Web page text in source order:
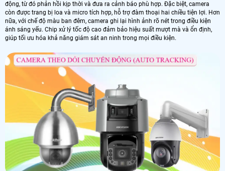
động, từ đó phản hồi kịp thời và đưa ra cảnh báo phù hợp. Đặc biệt, camera
còn được trang bị loa và micro tích hợp, hỗ trợ đàm thoại hai chiều tiện lợi. Hơn
nữa, với chế độ màu ban đêm, camera ghi lại hình ảnh rõ nét trong điều kiện
ánh sáng yếu. Chip xử lý tốc độ cao đảm bảo hiệu suất mượt mà và ổn định,
giúp tối ưu hóa khả năng giám sát an ninh trong mọi điều kiện.